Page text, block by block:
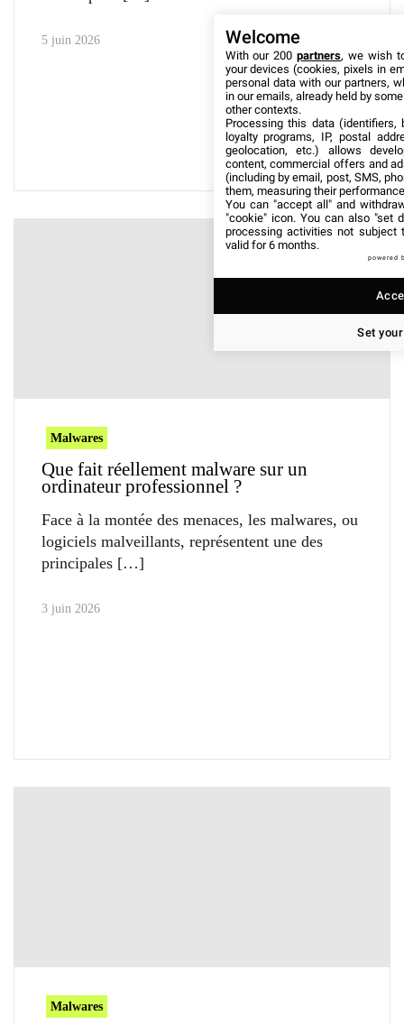
5 juin 2026
Malwares
Que fait réellement malware sur un
ordinateur professionnel ?
Face à la montée des menaces, les malwares, ou
logiciels malveillants, représentent une des
principales
3 juin 2026
Malwares
Welcome
With our 200partners, we wish
your devices (cookies, pixels in
personal data with our partners,
in our emails, already held by
other contexts.
Processing this data (identifiers,
loyalty programs, IP, postal
geolocation, etc.) allows
content, commercial offers and
(including by email, post, SMS,
them, measuring their
You can "accept all" and
"cookie" icon. You can also "set
processing activities not subject
valid for 6 months.
powered
Set